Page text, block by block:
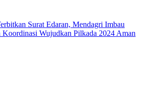
Surat Edaran, Mendagri Imbau
Wujudkan Pilkada 2024 Aman